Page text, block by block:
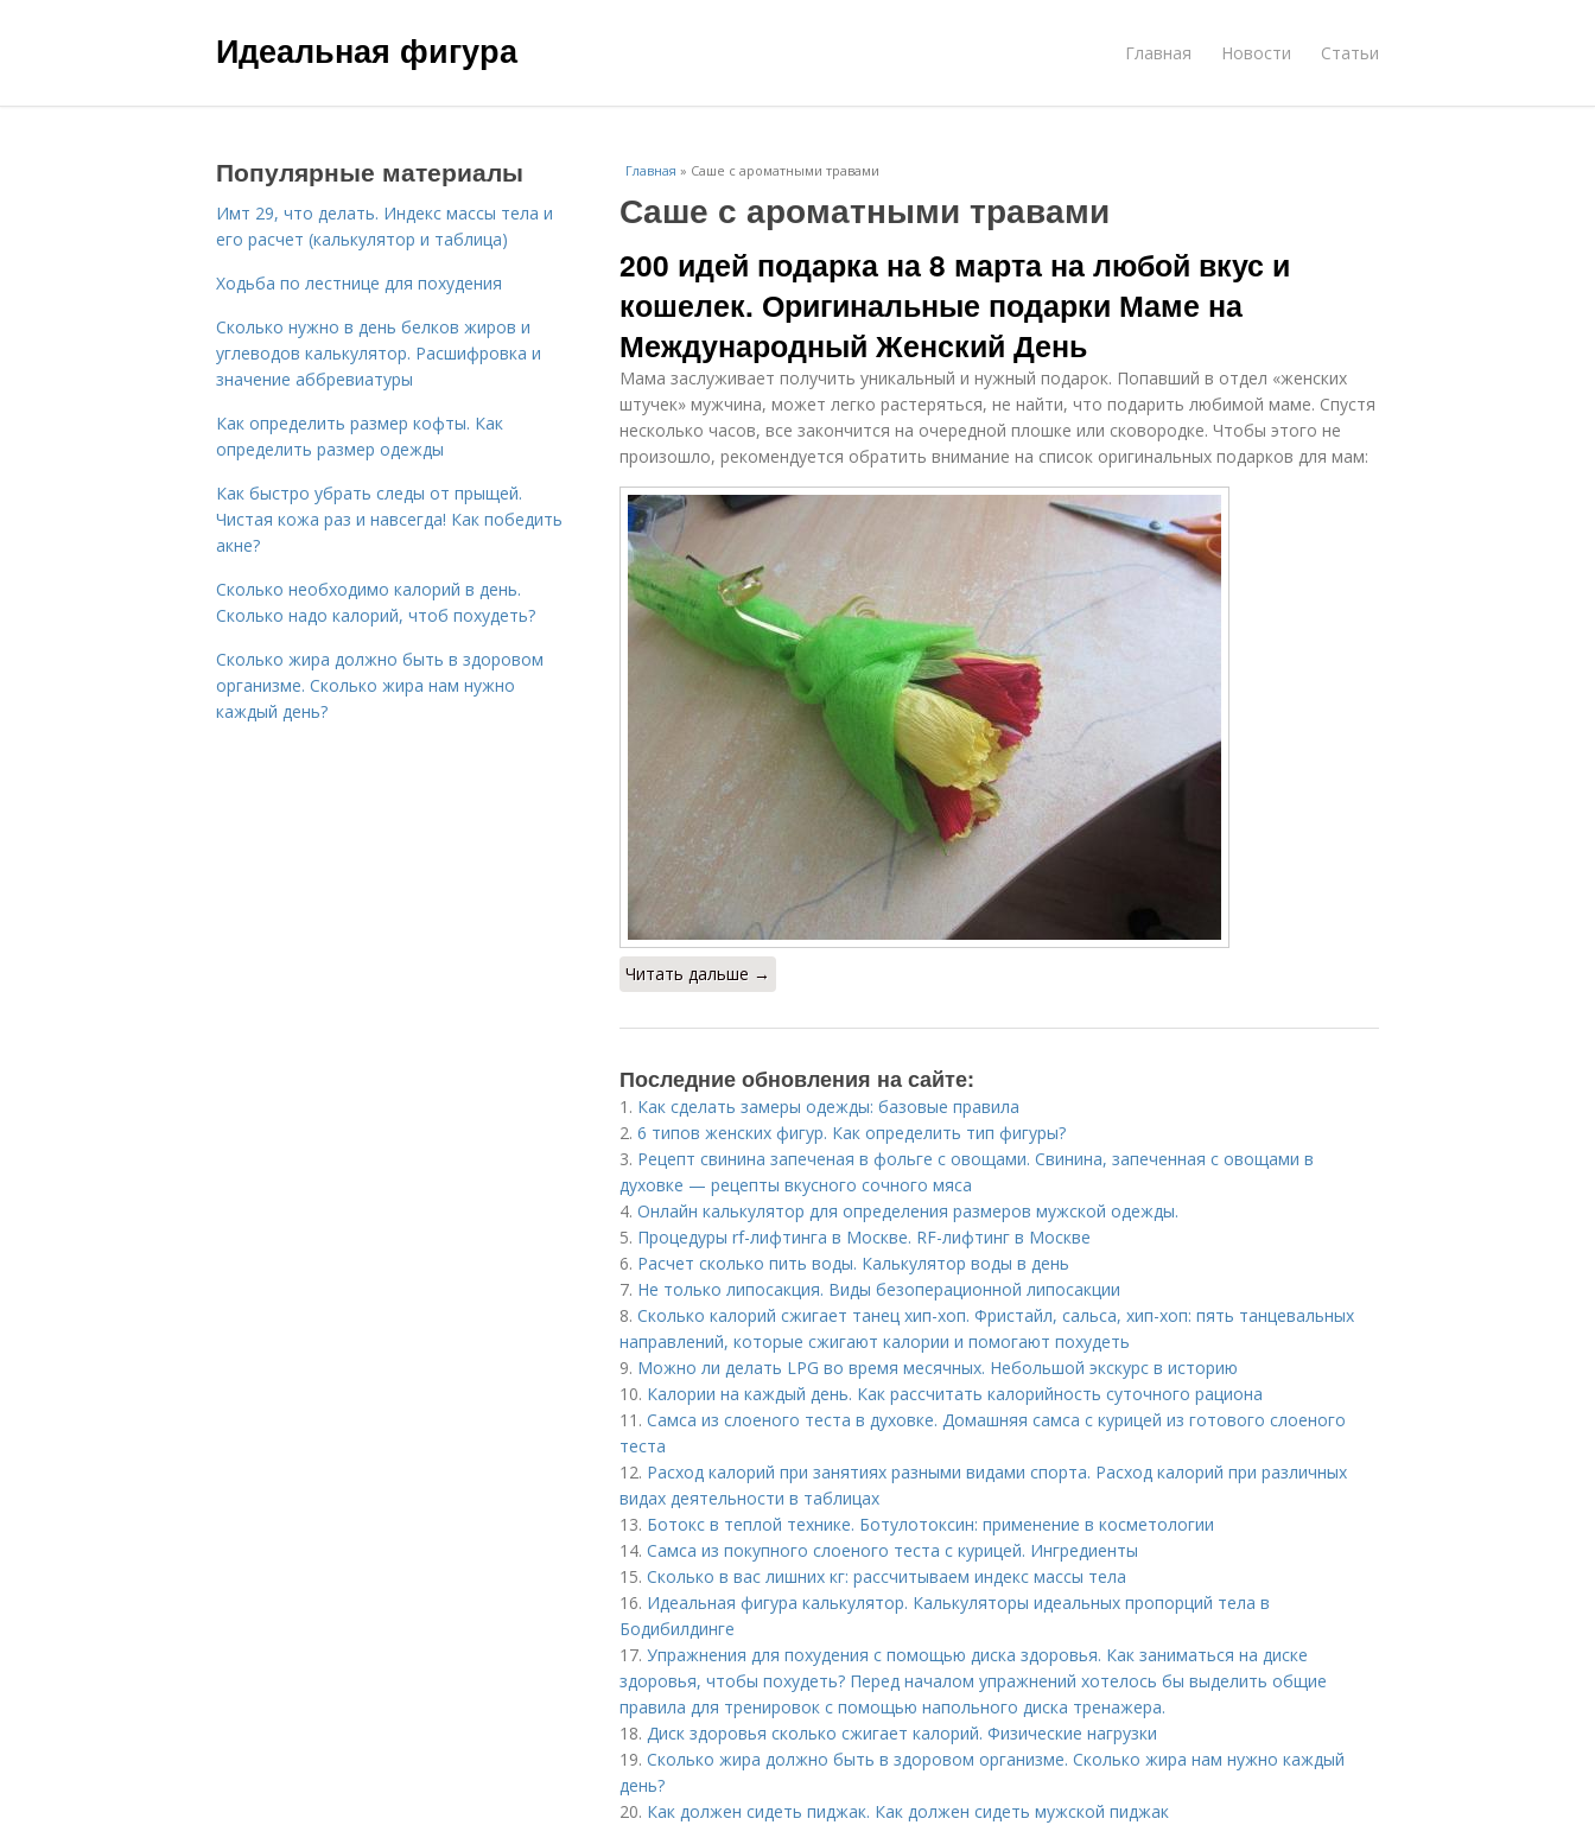
Идеальная фигура Главная Новости Статьи
Главная » Саше с ароматными травами
Саше с ароматными травами
200 идей подарка на 8 марта на любой вкус и
кошелек. Оригинальные подарки Маме на
Международный Женский День
Мама заслуживает получить уникальный и нужный подарок. Попавший в отдел «женских
штучек» мужчина, может легко растеряться, не найти, что подарить любимой маме. Спустя
несколько часов, все закончится на очередной плошке или сковородке. Чтобы этого не
произошло, рекомендуется обратить внимание на список оригинальных подарков для мам:
Читать дальше →
Последние обновления на сайте:
1. Как сделать замеры одежды: базовые правила
2. 6 типов женских фигур. Как определить тип фигуры?
3. Рецепт свинина запеченая в фольге с овощами. Свинина, запеченная с овощами в
духовке — рецепты вкусного сочного мяса
4. Онлайн калькулятор для определения размеров мужской одежды.
5. Процедуры rf-лифтинга в Москве. RF-лифтинг в Москве
6. Расчет сколько пить воды. Калькулятор воды в день
7. Не только липосакция. Виды безоперационной липосакции
8. Сколько калорий сжигает танец хип-хоп. Фристайл, сальса, хип-хоп: пять танцевальных
направлений, которые сжигают калории и помогают похудеть
9. Можно ли делать LPG во время месячных. Небольшой экскурс в историю
10. Калории на каждый день. Как рассчитать калорийность суточного рациона
11. Самса из слоеного теста в духовке. Домашняя самса с курицей из готового слоеного
теста
12. Расход калорий при занятиях разными видами спорта. Расход калорий при различных
видах деятельности в таблицах
13. Ботокс в теплой технике. Ботулотоксин: применение в косметологии
14. Самса из покупного слоеного теста с курицей. Ингредиенты
15. Сколько в вас лишних кг: рассчитываем индекс массы тела
16. Идеальная фигура калькулятор. Калькуляторы идеальных пропорций тела в
Бодибилдинге
17. Упражнения для похудения с помощью диска здоровья. Как заниматься на диске
здоровья, чтобы похудеть? Перед началом упражнений хотелось бы выделить общие
правила для тренировок с помощью напольного диска тренажера.
18. Диск здоровья сколько сжигает калорий. Физические нагрузки
19. Сколько жира должно быть в здоровом организме. Сколько жира нам нужно каждый
день?
20. Как должен сидеть пиджак. Как должен сидеть мужской пиджак
Популярные материалы
Имт 29, что делать. Индекс массы тела и
его расчет (калькулятор и таблица)
Ходьба по лестнице для похудения
Сколько нужно в день белков жиров и
углеводов калькулятор. Расшифровка и
значение аббревиатуры
Как определить размер кофты. Как
определить размер одежды
Как быстро убрать следы от прыщей.
Чистая кожа раз и навсегда! Как победить
акне?
Сколько необходимо калорий в день.
Сколько надо калорий, чтоб похудеть?
Сколько жира должно быть в здоровом
организме. Сколько жира нам нужно
каждый день?